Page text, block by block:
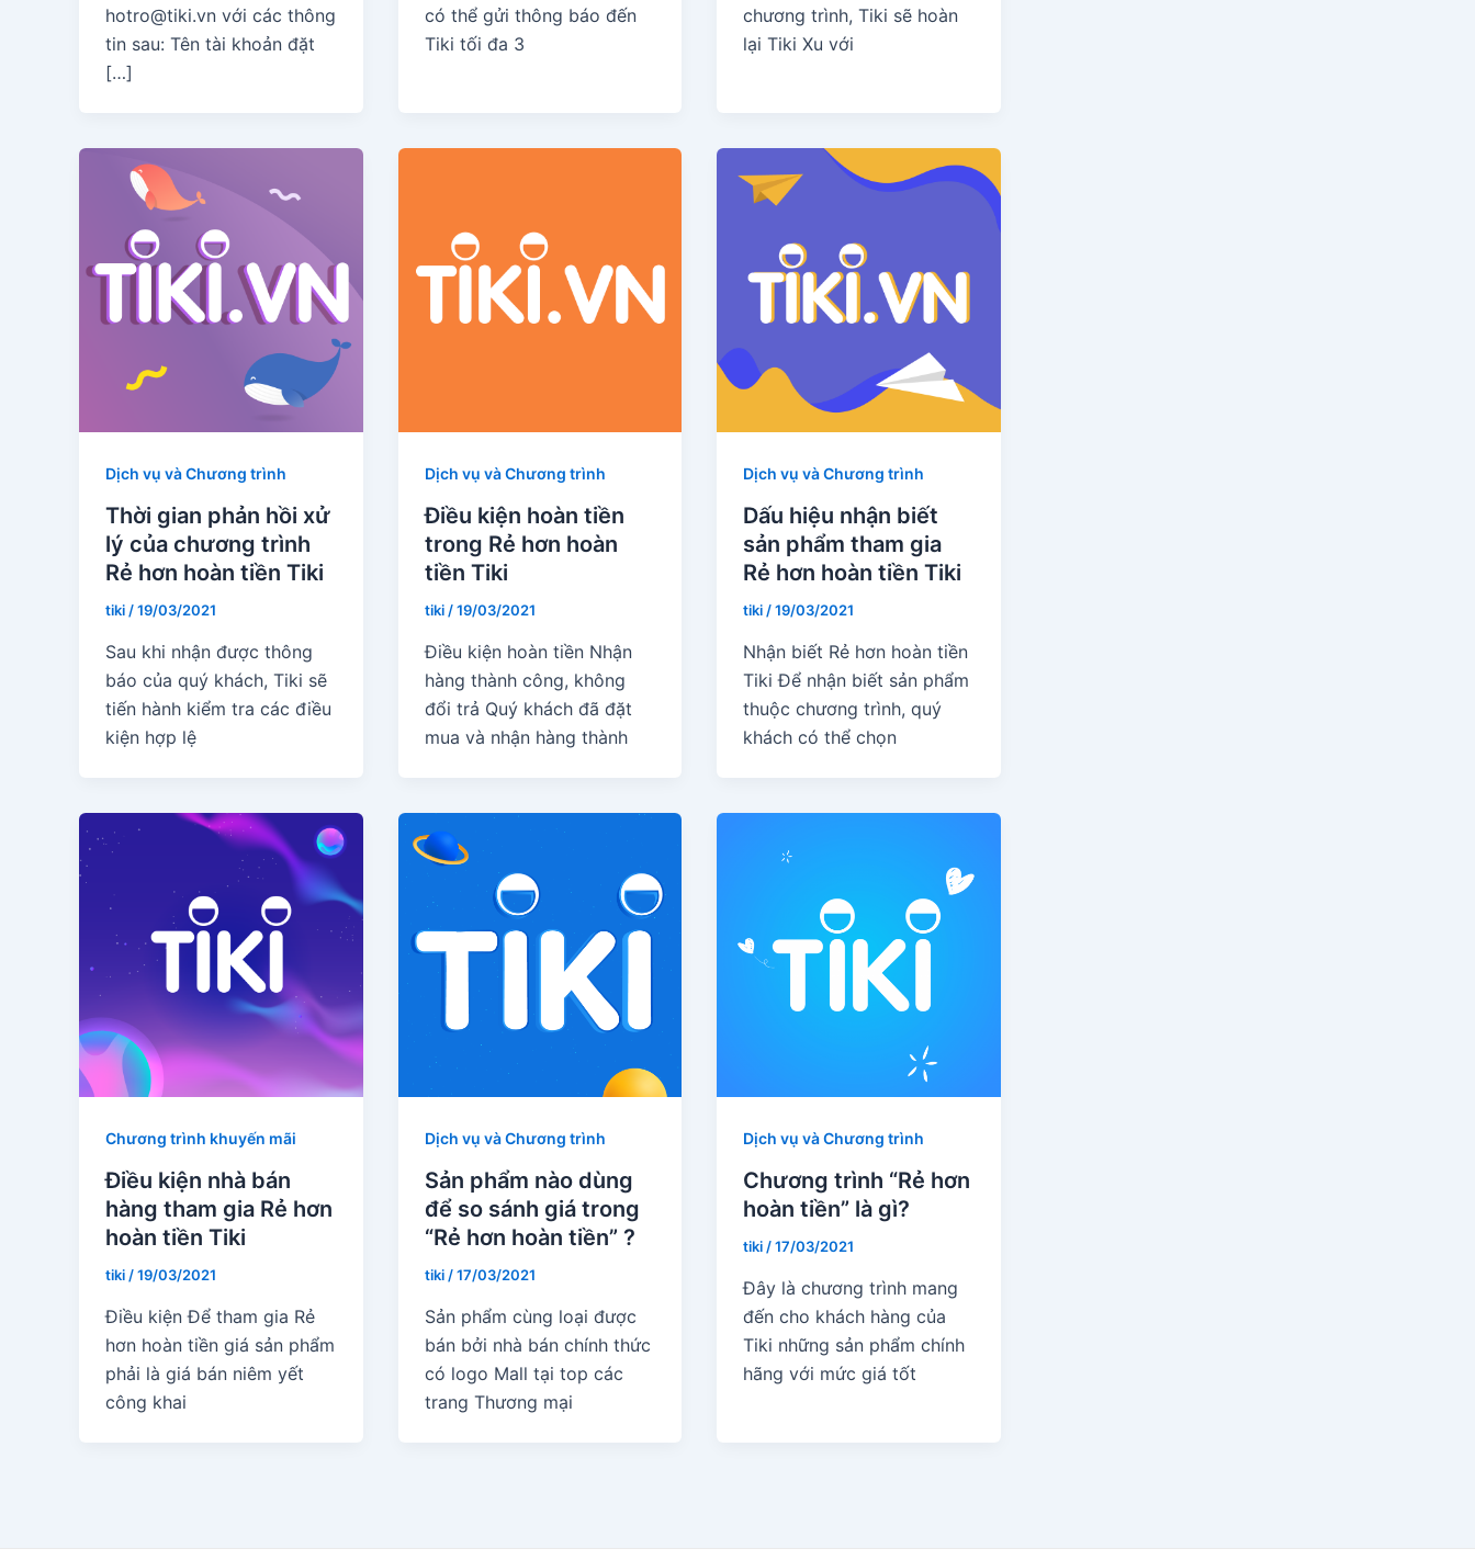
hotro@tiki.vn với các thông
tin sau: Tên tài khoản đặt
[…]
có thể gửi thông báo đến
Tiki tối đa 3
chương trình, Tiki sẽ hoàn
lại Tiki Xu với
Dịch vụ và Chương trình
Thời gian phản hồi xử
lý của chương trình
Rẻ hơn hoàn tiền Tiki
tiki/19/03/2021
Sau khi nhận được thông
báo của quý khách, Tiki sẽ
tiến hành kiểm tra các điều
kiện hợp lệ
Dịch vụ và Chương trình
Điều kiện hoàn tiền
trong Rẻ hơn hoàn
tiền Tiki
tiki/19/03/2021
Điều kiện hoàn tiền Nhận
hàng thành công, không
đổi trả Quý khách đã đặt
mua và nhận hàng thành
Dịch vụ và Chương trình
Dấu hiệu nhận biết
sản phẩm tham gia
Rẻ hơn hoàn tiền Tiki
tiki/19/03/2021
Nhận biết Rẻ hơn hoàn tiền
Tiki Để nhận biết sản phẩm
thuộc chương trình, quý
khách có thể chọn
Chương trình khuyến mãi
Điều kiện nhà bán
hàng tham gia Rẻ hơn
hoàn tiền Tiki
tiki/19/03/2021
Điều kiện Để tham gia Rẻ
hơn hoàn tiền giá sản phẩm
phải là giá bán niêm yết
công khai
Dịch vụ và Chương trình
Sản phẩm nào dùng
để so sánh giá trong
“Rẻ hơn hoàn tiền” ?
tiki/17/03/2021
Sản phẩm cùng loại được
bán bởi nhà bán chính thức
có logo Mall tại top các
trang Thương mại
Dịch vụ và Chương trình
Chương trình “Rẻ hơn
hoàn tiền” là gì?
tiki/17/03/2021
Đây là chương trình mang
đến cho khách hàng của
Tiki những sản phẩm chính
hãng với mức giá tốt